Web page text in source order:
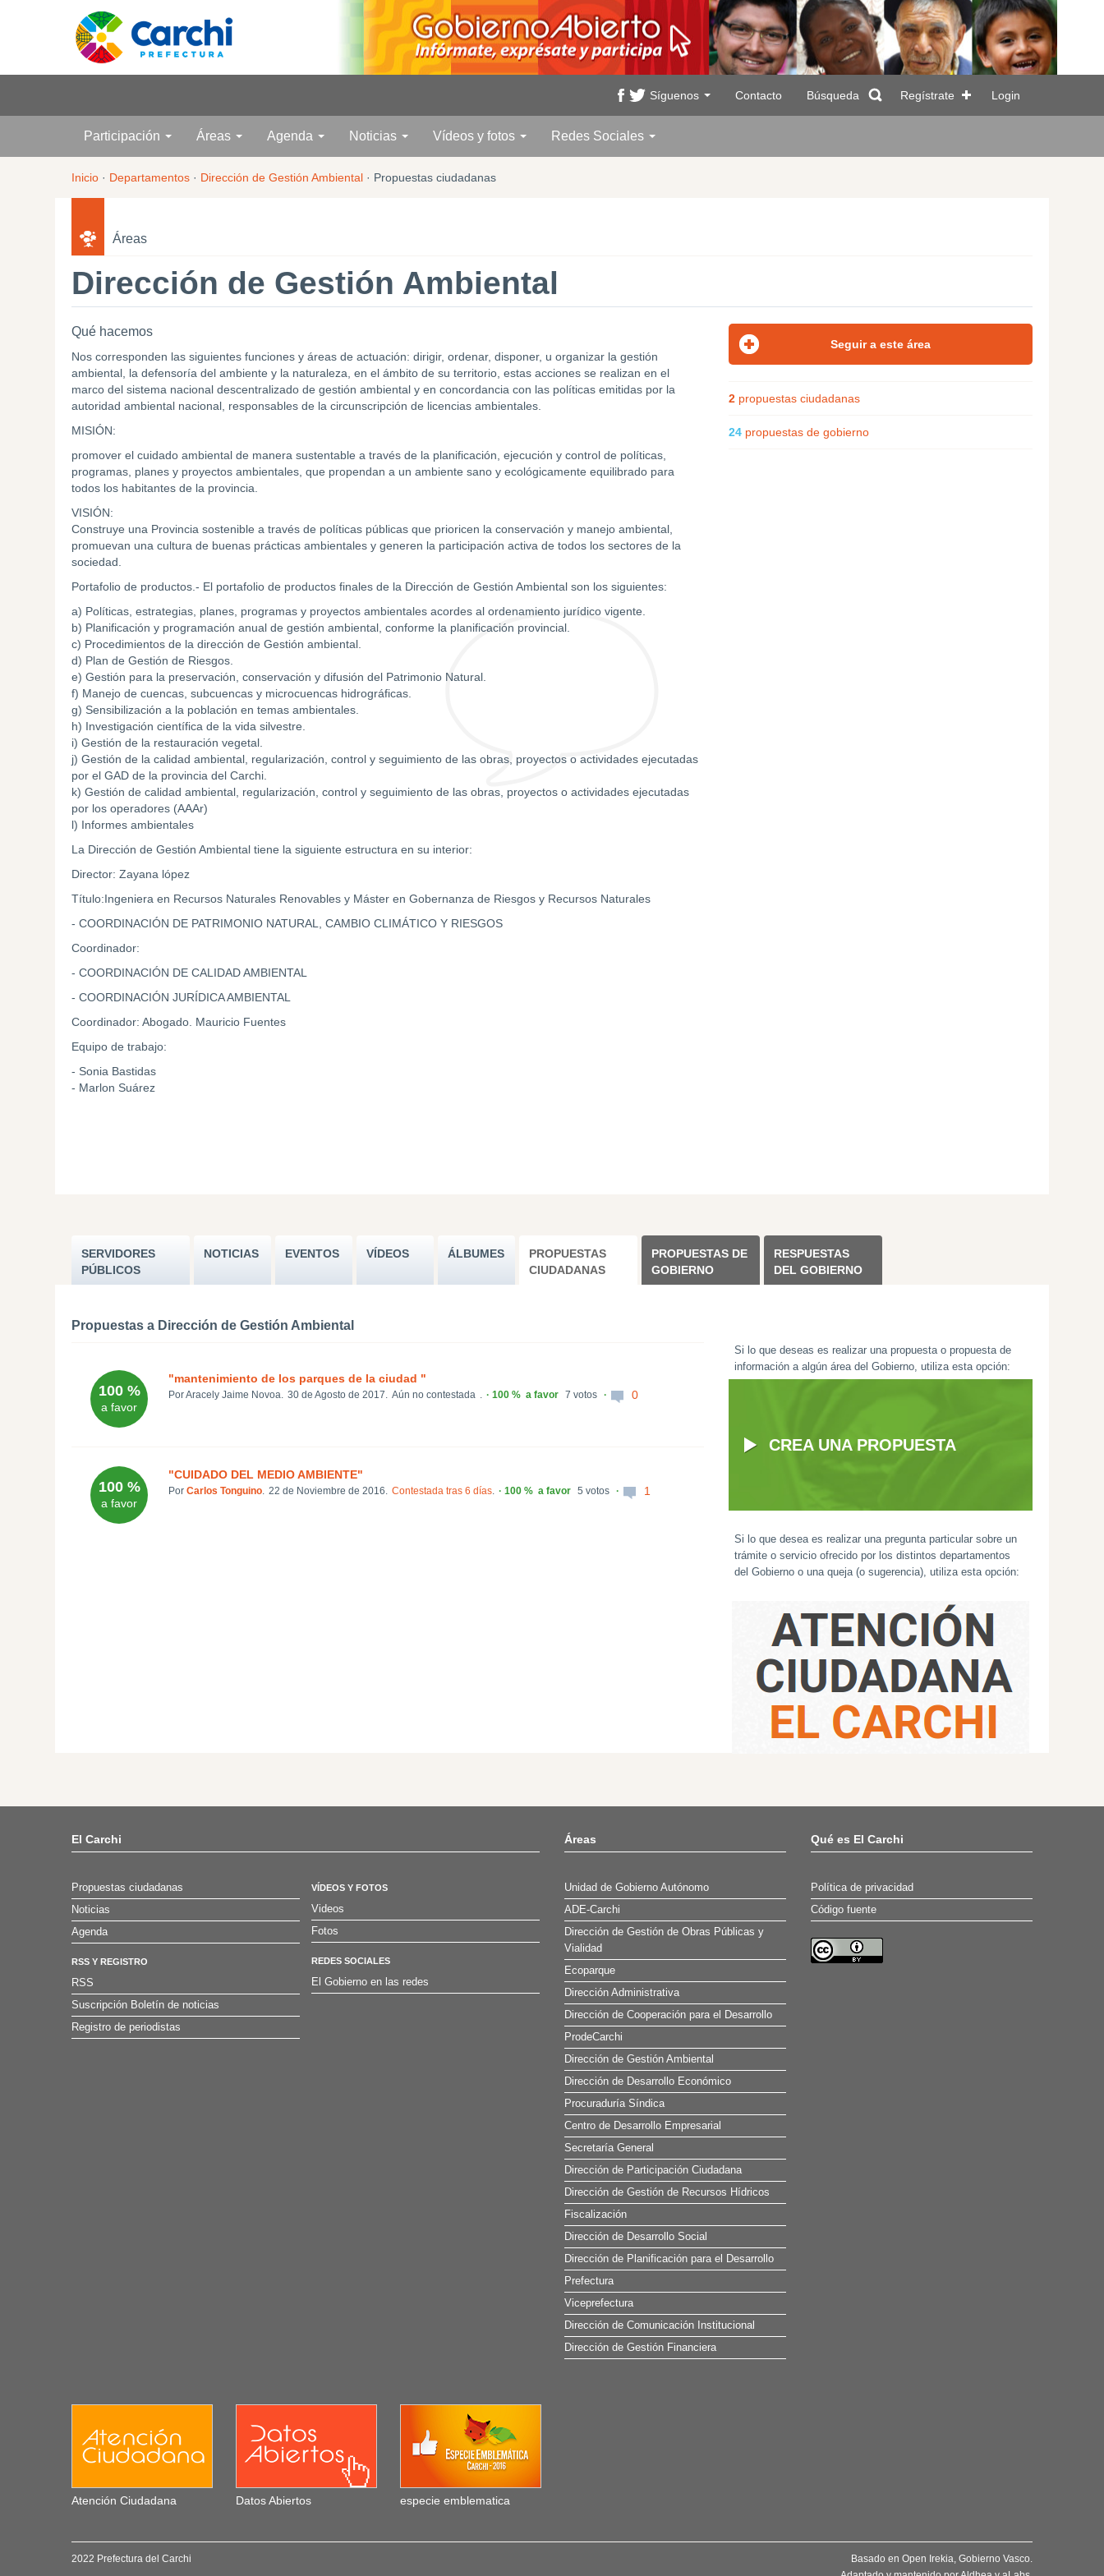
Síguenos Contacto Búsqueda Regístrate Login
Participación Áreas Agenda Noticias Vídeos y fotos Redes Sociales
Inicio · Departamentos · Dirección de Gestión Ambiental · Propuestas ciudadanas
Áreas
Dirección de Gestión Ambiental
Qué hacemos
Nos corresponden las siguientes funciones y áreas de actuación: dirigir, ordenar, disponer, u organizar la gestión
ambiental, la defensoría del ambiente y la naturaleza, en el ámbito de su territorio, estas acciones se realizan en el
marco del sistema nacional descentralizado de gestión ambiental y en concordancia con las políticas emitidas por la
autoridad ambiental nacional, responsables de la circunscripción de licencias ambientales.
MISIÓN:
promover el cuidado ambiental de manera sustentable a través de la planificación, ejecución y control de políticas,
programas, planes y proyectos ambientales, que propendan a un ambiente sano y ecológicamente equilibrado para
todos los habitantes de la provincia.
VISIÓN:
Construye una Provincia sostenible a través de políticas públicas que prioricen la conservación y manejo ambiental,
promuevan una cultura de buenas prácticas ambientales y generen la participación activa de todos los sectores de la
sociedad.
Portafolio de productos.- El portafolio de productos finales de la Dirección de Gestión Ambiental son los siguientes:
a) Políticas, estrategias, planes, programas y proyectos ambientales acordes al ordenamiento jurídico vigente.
b) Planificación y programación anual de gestión ambiental, conforme la planificación provincial.
c) Procedimientos de la dirección de Gestión ambiental.
d) Plan de Gestión de Riesgos.
e) Gestión para la preservación, conservación y difusión del Patrimonio Natural.
f) Manejo de cuencas, subcuencas y microcuencas hidrográficas.
g) Sensibilización a la población en temas ambientales.
h) Investigación científica de la vida silvestre.
i) Gestión de la restauración vegetal.
j) Gestión de la calidad ambiental, regularización, control y seguimiento de las obras, proyectos o actividades ejecutadas
por el GAD de la provincia del Carchi.
k) Gestión de calidad ambiental, regularización, control y seguimiento de las obras, proyectos o actividades ejecutadas
por los operadores (AAAr)
l) Informes ambientales
La Dirección de Gestión Ambiental tiene la siguiente estructura en su interior:
Director: Zayana lópez
Título:Ingeniera en Recursos Naturales Renovables y Máster en Gobernanza de Riesgos y Recursos Naturales
- COORDINACIÓN DE PATRIMONIO NATURAL, CAMBIO CLIMÁTICO Y RIESGOS
Coordinador:
- COORDINACIÓN DE CALIDAD AMBIENTAL
- COORDINACIÓN JURÍDICA AMBIENTAL
Coordinador: Abogado. Mauricio Fuentes
Equipo de trabajo:
- Sonia Bastidas
- Marlon Suárez
2 propuestas ciudadanas
24 propuestas de gobierno
SERVIDORES
PÚBLICOS
NOTICIAS EVENTOS VÍDEOS ÁLBUMES
PROPUESTAS
CIUDADANAS
PROPUESTAS DE
GOBIERNO
RESPUESTAS
DEL GOBIERNO
Propuestas a Dirección de Gestión Ambiental
100 %
a favor
"mantenimiento de los parques de la ciudad "
Por Aracely Jaime Novoa. 30 de Agosto de 2017. Aún no contestada . 100 % a favor 7 votos 0
100 %
a favor
"CUIDADO DEL MEDIO AMBIENTE"
Por Carlos Tonguino. 22 de Noviembre de 2016. Contestada tras 6 días. 100 % a favor 5 votos 1
Si lo que deseas es realizar una propuesta o propuesta de
información a algún área del Gobierno, utiliza esta opción:
CREA UNA PROPUESTA
Si lo que desea es realizar una pregunta particular sobre un
trámite o servicio ofrecido por los distintos departamentos
del Gobierno o una queja (o sugerencia), utiliza esta opción:
El Carchi
Propuestas ciudadanas
Noticias
Agenda
RSS Y REGISTRO
RSS
Suscripción Boletín de noticias
Registro de periodistas
VÍDEOS Y FOTOS
Videos
Fotos
REDES SOCIALES
El Gobierno en las redes
Áreas
Unidad de Gobierno Autónomo
ADE-Carchi
Dirección de Gestión de Obras Públicas y
Vialidad
Ecoparque
Dirección Administrativa
Dirección de Cooperación para el Desarrollo
ProdeCarchi
Dirección de Gestión Ambiental
Dirección de Desarrollo Económico
Procuraduría Síndica
Centro de Desarrollo Empresarial
Secretaría General
Dirección de Participación Ciudadana
Dirección de Gestión de Recursos Hídricos
Fiscalización
Dirección de Desarrollo Social
Dirección de Planificación para el Desarrollo
Prefectura
Viceprefectura
Dirección de Comunicación Institucional
Dirección de Gestión Financiera
Qué es El Carchi
Política de privacidad
Código fuente
Atención Ciudadana Datos Abiertos especie emblematica
2022 Prefectura del Carchi Basado en Open Irekia, Gobierno Vasco.